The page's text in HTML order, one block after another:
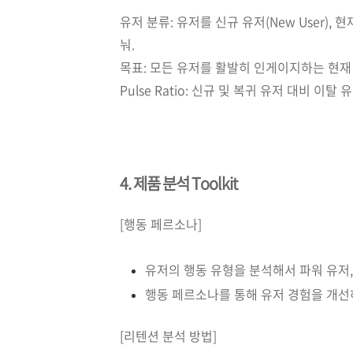
유저 분류: 유저를 신규 유저(New User),
눠.
목표: 모든 유저를 활발히 인게이지하는 현
Pulse Ratio: 신규 및 복귀 유저 대비 이탈
4. 제품 분석 Toolkit
[행동 페르소나]
유저의 행동 유형을 분석해서 파워 유
행동 페르소나를 통해 유저 경험을 개
[리텐션 분석 방법]